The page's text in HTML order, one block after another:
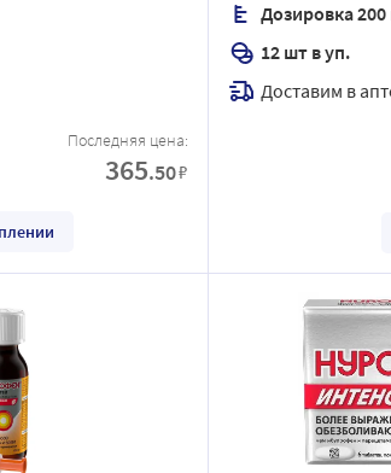
Последняя цена:
365.50₽
Дозировка 200
12 шт в уп.
Доставим в